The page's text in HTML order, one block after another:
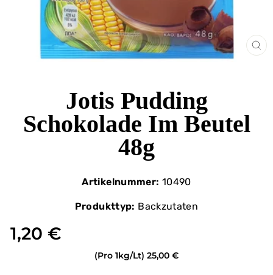
Jotis Pudding
Schokolade Im Beutel
48g
Artikelnummer: 10490
Produkttyp: Backzutaten
1,20 €
(Pro 1kg/Lt) 25,00 €